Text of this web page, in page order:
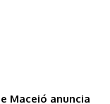
Maceió anuncia